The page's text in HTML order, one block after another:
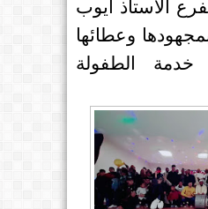
الأستاذ أيوب
وعطائها
الطفولة